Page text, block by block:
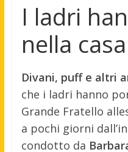
I ladri
nella
Divani, puff e altri
che i ladri hanno
Grande Fratello
a pochi giorni
condotto da